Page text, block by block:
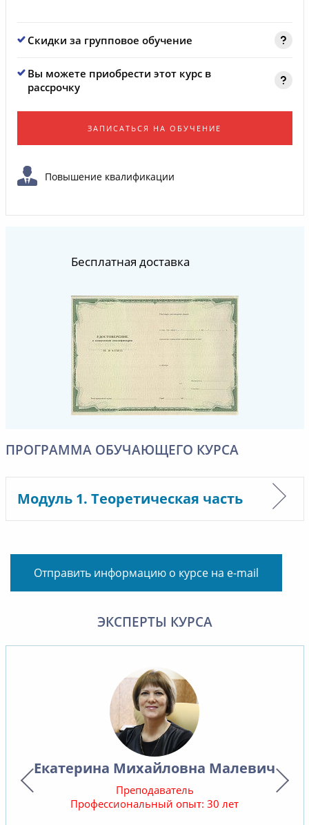
Скидки за групповое обучение
Вы можете приобрести этот курс в
рассрочку
ЗАПИСАТЬСЯ НА ОБУЧЕНИЕ
Повышение квалификации
Бесплатная доставка
ПРОГРАММА ОБУЧАЮЩЕГО КУРСА
Модуль 1. Теоретическая часть
Отправить информацию о курсе на e-mail
ЭКСПЕРТЫ КУРСА
Екатерина Михайловна Малевич
Преподаватель
Профессиональный опыт: 30 лет